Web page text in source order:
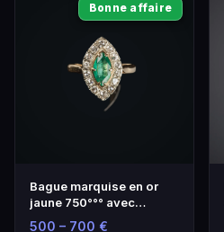
Bonne affaire
Bague marquise en or
jaune 750°°° avec
émeraude et diamants
500 – 700 €